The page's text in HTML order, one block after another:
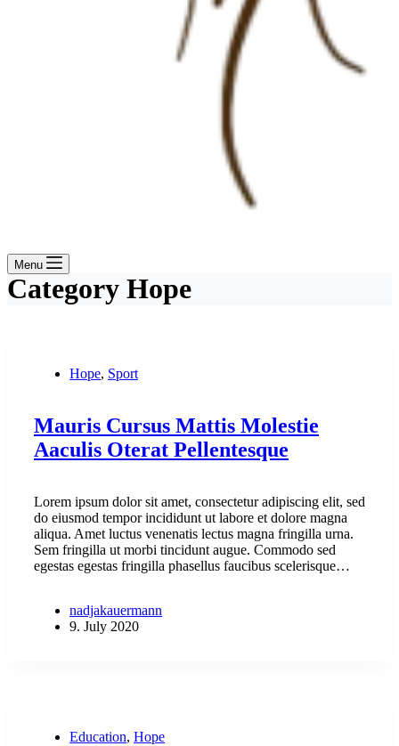
Menu
Category Hope
Hope, Sport
Mauris Cursus Mattis Molestie
Aaculis Oterat Pellentesque
Lorem ipsum dolor sit amet, consectetur adipiscing elit, sed
do eiusmod tempor incididunt ut labore et dolore magna
aliqua. Amet luctus venenatis lectus magna fringilla urna.
Sem fringilla ut morbi tincidunt augue. Commodo sed
egestas egestas fringilla phasellus faucibus scelerisque…
nadjakauermann
9. July 2020
Education, Hope